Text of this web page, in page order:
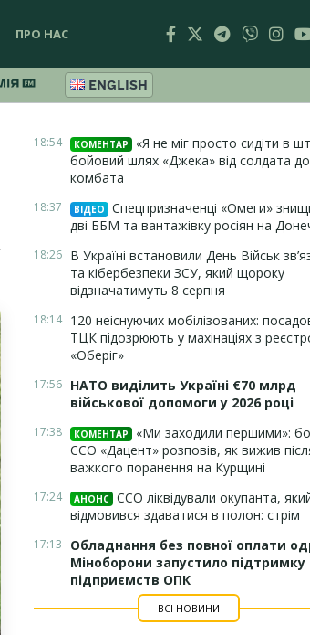
ПРО НАС
ENGLISH
18:54 КОМЕНТАР
«Я не міг просто сидіти в
бойовий шлях «Джека» від солдата до
комбата
18:37 ВІДЕО
Спецпризначенці «Омеги»
дві ББМ та вантажівку росіян на
18:26 В Україні встановили День Військ
та кібербезпеки ЗСУ, який щороку
відзначатимуть 8 серпня
18:14 120 неіснуючих мобілізованих:
ТЦК підозрюють у махінаціях з
«Оберіг»
17:56 НАТО виділить Україні €70 млрд
військової допомоги у 2026 році
17:38 КОМЕНТАР
«Ми заходили першими»:
ССО «Дацент» розповів, як вижив
важкого поранення на Курщині
17:24 АНОНС ССО ліквідували окупанта,
відмовився здаватися в полон: стрім
17:13
Обладнання без повної оплати
Міноборони запустило підтримку
підприємств ОПК
ВСІ НОВИНИ